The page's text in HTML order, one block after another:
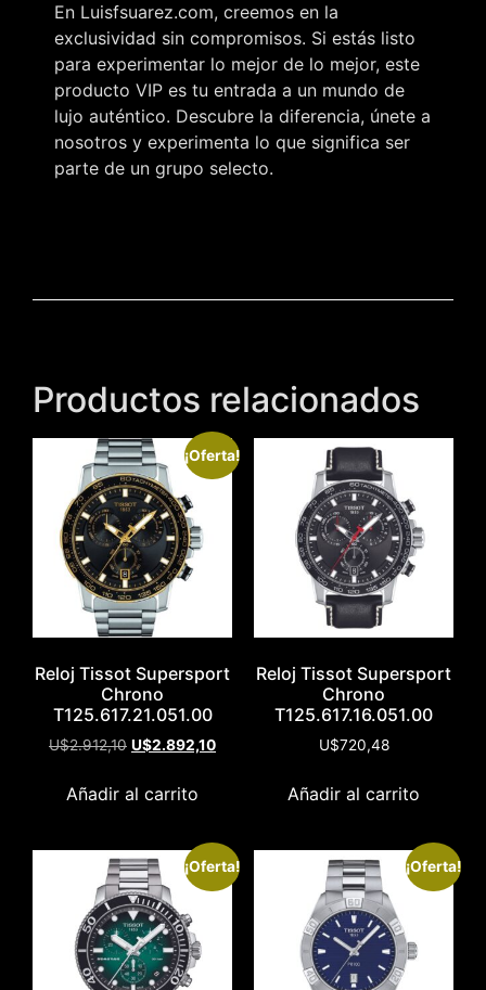
En Luisfsuarez.com, creemos en la
exclusividad sin compromisos. Si estás listo
para experimentar lo mejor de lo mejor, este
producto VIP es tu entrada a un mundo de
lujo auténtico. Descubre la diferencia, únete a
nosotros y experimenta lo que significa ser
parte de un grupo selecto.
Productos relacionados
¡Oferta!
Reloj Tissot Supersport
Chrono
T125.617.21.051.00
U$2.912,10 U$2.892,10
Añadir al carrito
Reloj Tissot Supersport
Chrono
T125.617.16.051.00
U$720,48
Añadir al carrito
¡Oferta! ¡Oferta!